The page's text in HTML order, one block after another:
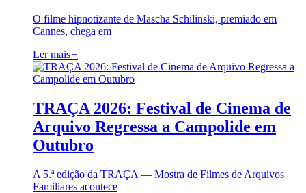
O filme hipnotizante de Mascha Schilinski, premiado em
Cannes, chega em
Ler mais+
TRAÇA 2026: Festival de Cinema de
Arquivo Regressa a Campolide em
Outubro
A 5.ª edição da TRAÇA — Mostra de Filmes de Arquivos
Familiares acontece